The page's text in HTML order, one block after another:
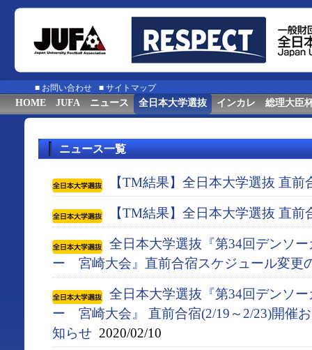
■ お問い合わせ ■ サイトマップ
HOME JUFA ニュース 全日本大学選抜 インカレ 総理大臣
ニュース一覧
【TM結果】全日本大学選抜 直前
【TM結果】全日本大学選抜 直前
全日本大学選抜『第34回デンソ
ー 宮崎大会』直前合宿スケジュール変更
全日本大学選抜『第34回デンソ
ー 宮崎大会』 直前合宿(2/19～2/23)開催
知らせ 2020/02/10